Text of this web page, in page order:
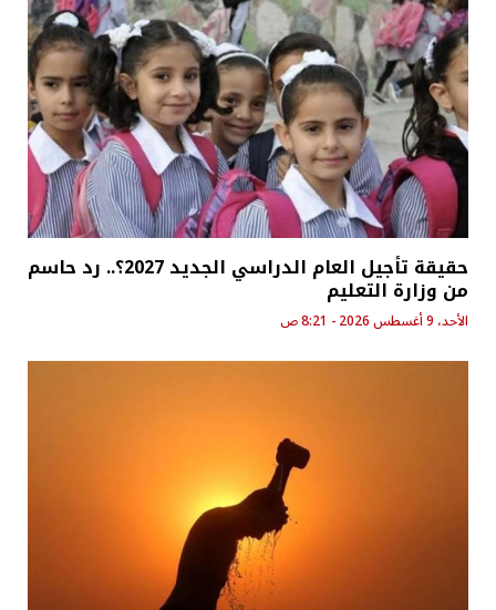
حقيقة تأجيل العام الدراسي الجديد 2027؟.. رد حاسم
من وزارة التعليم
الأحد، 9 أغسطس 2026 - 8:21 ص